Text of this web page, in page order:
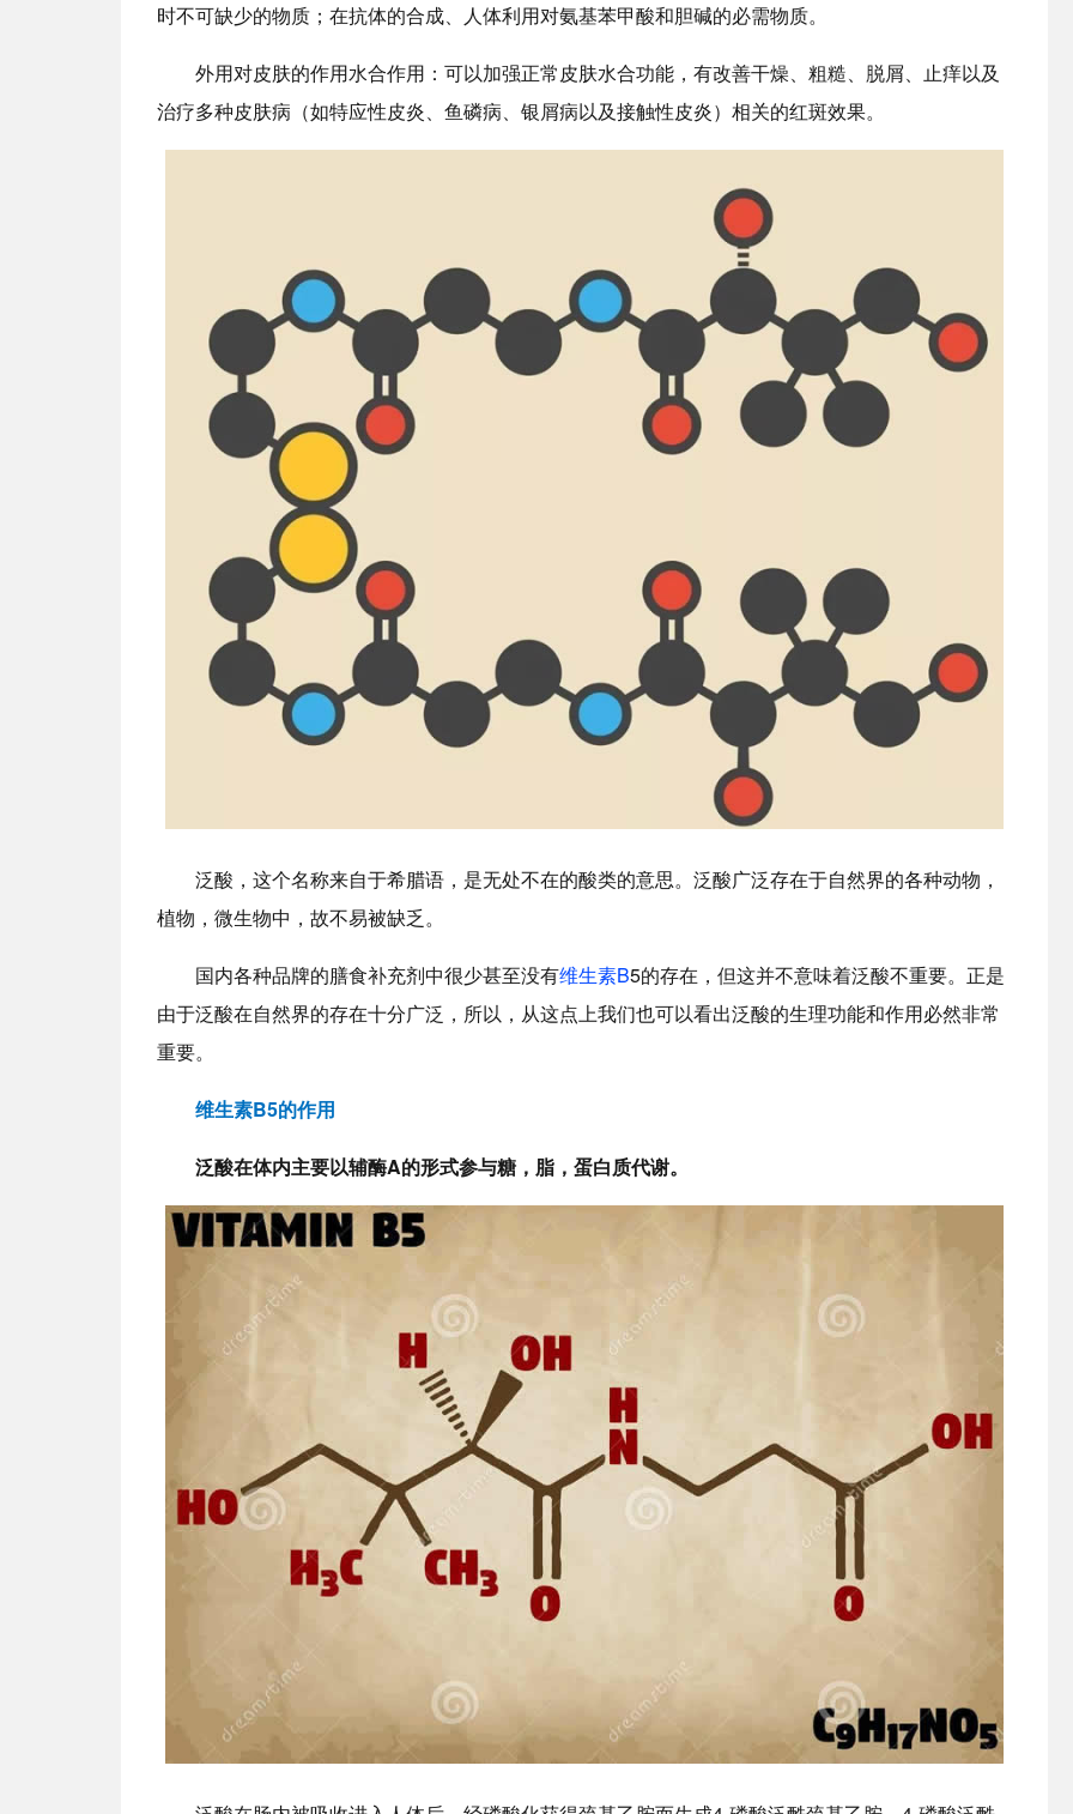
时不可缺少的物质；在抗体的合成、人体利用对氨基苯甲酸和胆碱的必需物质。
外用对皮肤的作用水合作用：可以加强正常皮肤水合功能，有改善干燥、粗糙、脱屑、止痒以及
治疗多种皮肤病（如特应性皮炎、鱼磷病、银屑病以及接触性皮炎）相关的红斑效果。
泛酸，这个名称来自于希腊语，是无处不在的酸类的意思。泛酸广泛存在于自然界的各种动物，
植物，微生物中，故不易被缺乏。
国内各种品牌的膳食补充剂中很少甚至没有维生素B5的存在，但这并不意味着泛酸不重要。正是
由于泛酸在自然界的存在十分广泛，所以，从这点上我们也可以看出泛酸的生理功能和作用必然非常
重要。
维生素B5的作用
泛酸在体内主要以辅酶A的形式参与糖，脂，蛋白质代谢。